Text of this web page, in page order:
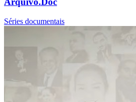
Séries documentais